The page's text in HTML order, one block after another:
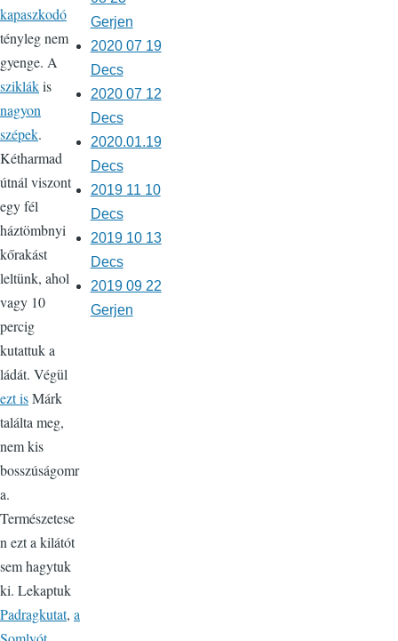
kapaszkodó
tényleg nem
gyenge. A
sziklákis
nagyon
szépek.
Kétharmad
útnál viszont
egy fél
háztömbnyi
kőrakást
leltünk, ahol
vagy 10
percig
kutattuk a
ládát. Végül
ezt isMárk
találta meg,
nem kis
bosszúságomr
a.
Természetese
n ezt a kilátót
sem hagytuk
ki. Lekaptuk
Padragkutat, a
Gerjen
2020 07 19
Decs
2020 07 12
Decs
2020.01.19
Decs
2019 11 10
Decs
2019 10 13
Decs
2019 09 22
Gerjen